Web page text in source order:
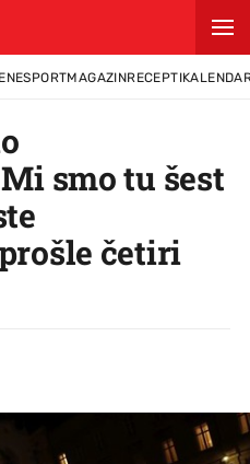
SPORTMAGAZINRECEPTI
smo tu šest
četiri